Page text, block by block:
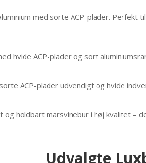
med sorte ACP-plader.
hvide ACP-plader og sort
ACP-plader udvendigt og hvide
holdbart marsvinebur i høj kvalitet –
Udvalgte